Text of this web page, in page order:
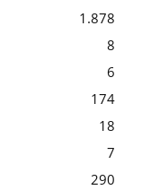
1.878
8
6
174
18
7
290